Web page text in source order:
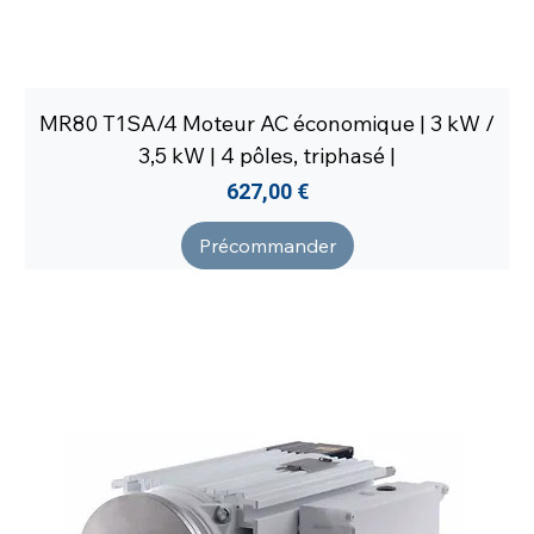
MR80 T1SA/4 Moteur AC économique | 3 kW /
3,5 kW | 4 pôles, triphasé |
Prix
627,00 €
Précommander